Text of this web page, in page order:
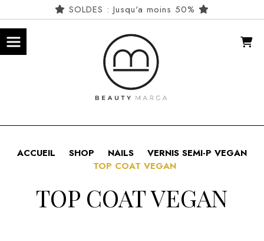
SOLDES : Jusqu'a moins 50%
ACCUEIL SHOP NAILS
VERNIS SEMI-P VEGAN
TOP COAT VEGAN
TOP COAT VEGAN
Panneau de gestion des cookies